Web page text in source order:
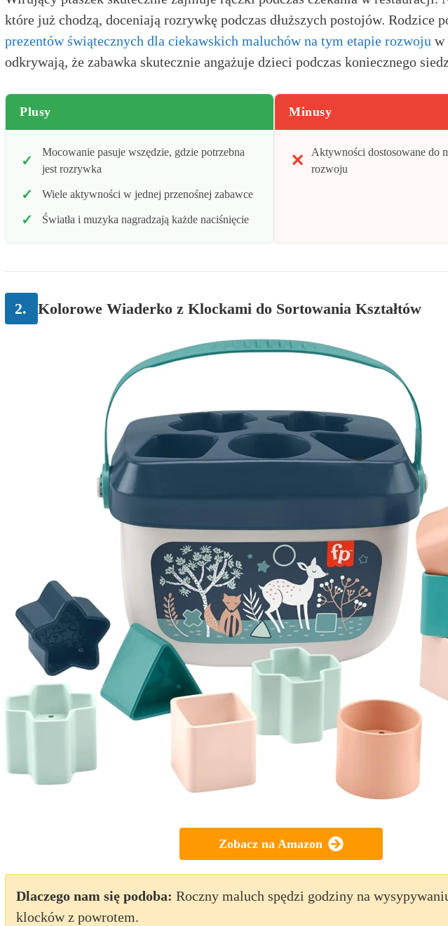
które już chodzą, doceniają rozrywkę podczas dłuższych postojów. Rodzice
prezentów świątecznych dla ciekawskich maluchów na tym etapie rozwoju w
odkrywają, że zabawka skutecznie angażuje dzieci podczas koniecznego
Plusy
Mocowanie pasuje wszędzie, gdzie potrzebna
jest rozrywka
Wiele aktywności w jednej przenośnej zabawce
Światła i muzyka nagradzają każde naciśnięcie
Minusy
Aktywności dostosowane do
rozwoju
2. Kolorowe Wiaderko z Klockami do Sortowania Kształtów
Zobacz na Amazon
Dlaczego nam się podoba: Roczny maluch spędzi godziny na
klocków z powrotem.